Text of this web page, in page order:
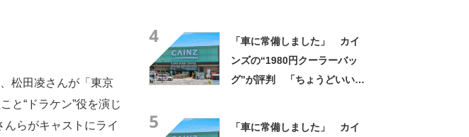
松田凌さんが「東京
と“ドラケン”役を演じ
らがキャストにライ
4
「車に常備しました」 カイ
ンズの“1980円クーラーバッ
グ”が評判 「ちょうどいい大
5
「車に常備しました」 カイ